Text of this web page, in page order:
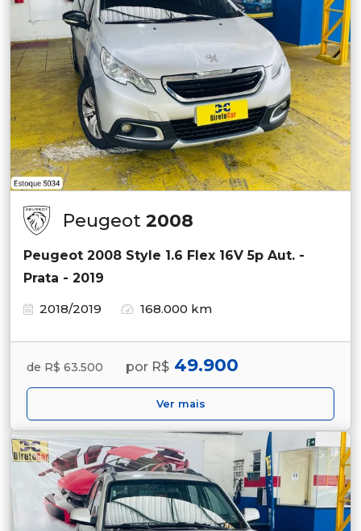
Peugeot 2008
Peugeot 2008 Style 1.6 Flex 16V 5p Aut. -
Prata - 2019
2018/2019
168.000 km
de R$ 63.500 por R$ 49.900
Ver mais